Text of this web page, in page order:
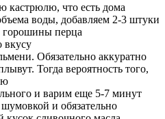
кастрюлю, что есть дома
воды, добавляем 2-3 штуки
горошины перца
вкусу
Обязательно аккуратно
Тогда вероятность того,
и варим еще 5-7 минут
и обязательно